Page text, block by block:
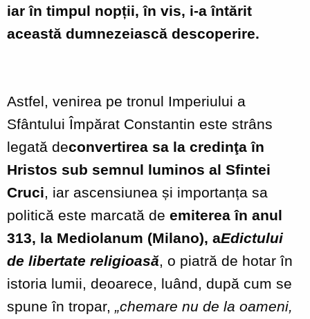
iar în timpul nopții, în vis, i-a întărit
această dumnezeiască descoperire.
Astfel, venirea pe tronul Imperiului a
Sfântului Împărat Constantin este strâns
legată deconvertirea sa la credinţa în
Hristos sub semnul luminos al Sfintei
Cruci, iar ascensiunea și importanța sa
politică este marcată de emiterea în anul
313, la Mediolanum (Milano), aEdictului
de libertate religioasă, o piatră de hotar în
istoria lumii, deoarece, luând, după cum se
spune în tropar, „chemare nu de la oameni,